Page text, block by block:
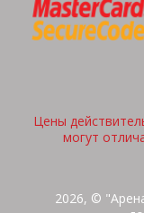
Цены
могут
2026, ©